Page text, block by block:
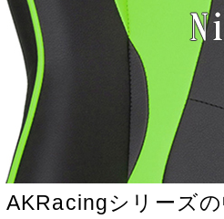
AKRacingシリーズ